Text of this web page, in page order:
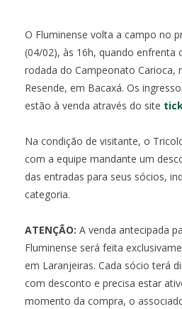
O Fluminense volta a campo no
(04/02), às 16h, quando enfrenta
rodada do Campeonato Carioca,
Resende, em Bacaxá. Os
estão à venda através do site
Na condição de visitante, o
com a equipe mandante um
das entradas para seus sócios,
categoria.
ATENÇÃO: A venda antecipada
Fluminense será feita
em Laranjeiras. Cada sócio terá
com desconto e precisa estar
momento da compra, o